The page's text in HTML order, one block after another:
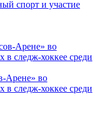
спорт и участие
Арене» во
в следж-хоккее среди